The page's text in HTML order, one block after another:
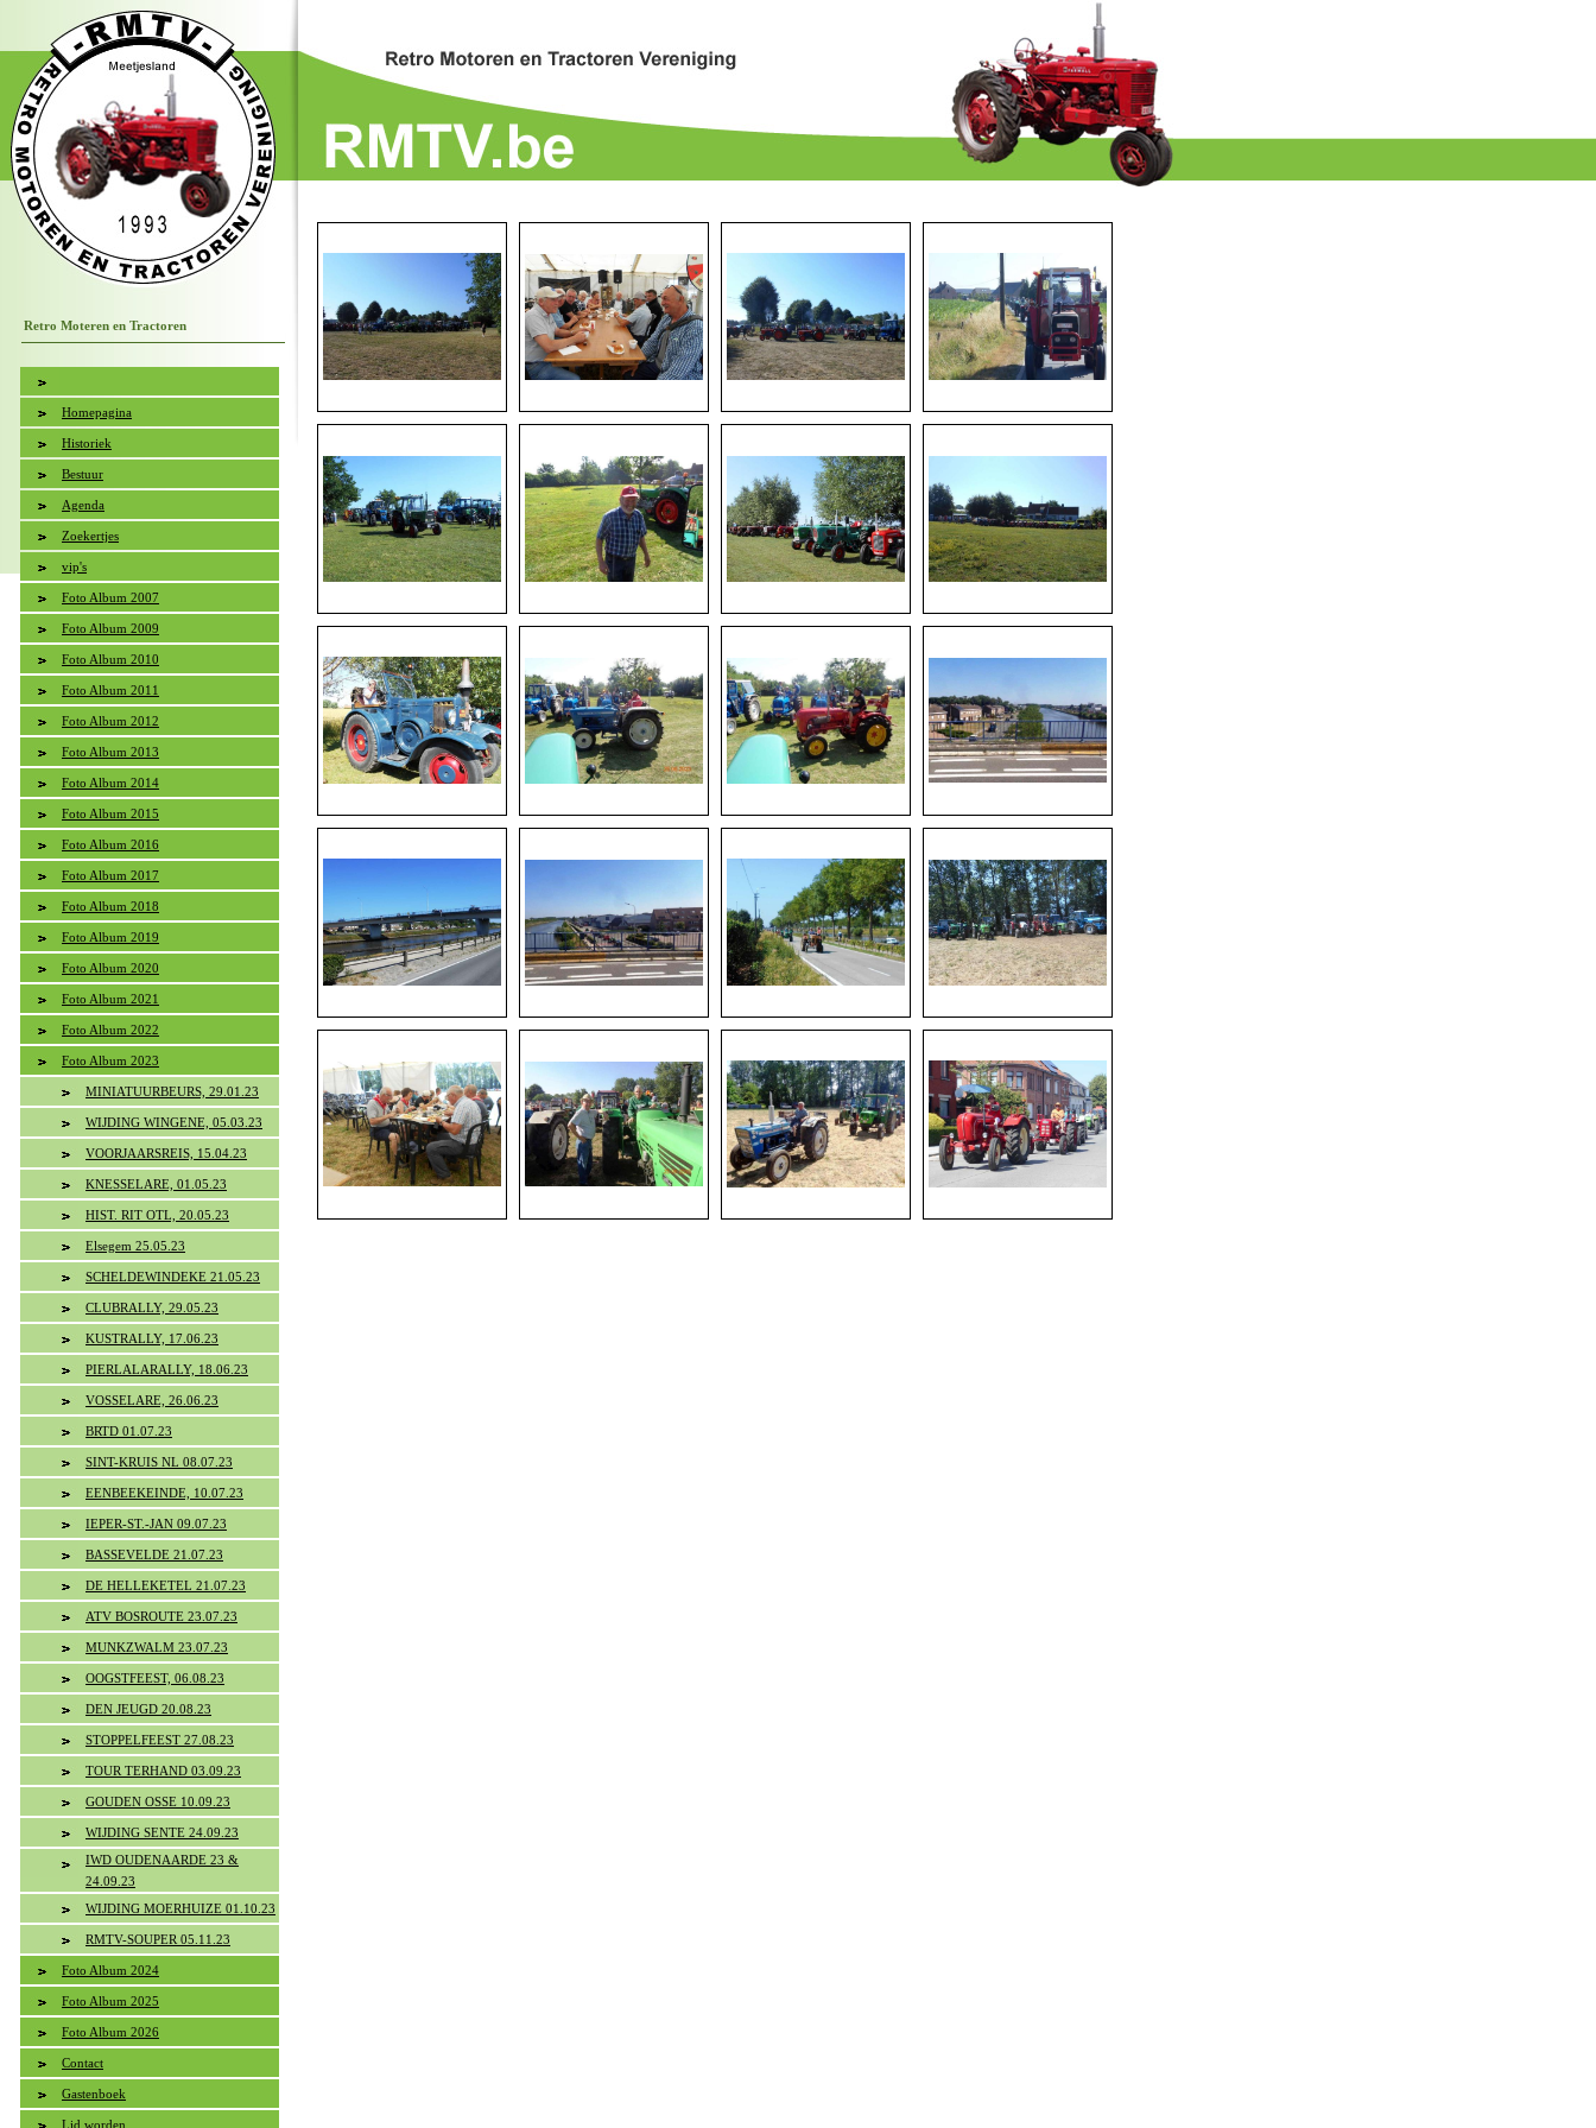
Retro Moteren en Tractoren
Homepagina
Historiek
Bestuur
Agenda
Zoekertjes
vip's
Foto Album 2007
Foto Album 2009
Foto Album 2010
Foto Album 2011
Foto Album 2012
Foto Album 2013
Foto Album 2014
Foto Album 2015
Foto Album 2016
Foto Album 2017
Foto Album 2018
Foto Album 2019
Foto Album 2020
Foto Album 2021
Foto Album 2022
Foto Album 2023
MINIATUURBEURS, 29.01.23
WIJDING WINGENE, 05.03.23
VOORJAARSREIS, 15.04.23
KNESSELARE, 01.05.23
HIST. RIT OTL, 20.05.23
Elsegem 25.05.23
SCHELDEWINDEKE 21.05.23
CLUBRALLY, 29.05.23
KUSTRALLY, 17.06.23
PIERLALARALLY, 18.06.23
VOSSELARE, 26.06.23
BRTD 01.07.23
SINT-KRUIS NL 08.07.23
EENBEEKEINDE, 10.07.23
IEPER-ST.-JAN 09.07.23
BASSEVELDE 21.07.23
DE HELLEKETEL 21.07.23
ATV BOSROUTE 23.07.23
MUNKZWALM 23.07.23
OOGSTFEEST, 06.08.23
DEN JEUGD 20.08.23
STOPPELFEEST 27.08.23
TOUR TERHAND 03.09.23
GOUDEN OSSE 10.09.23
WIJDING SENTE 24.09.23
IWD OUDENAARDE 23 &
24.09.23
WIJDING MOERHUIZE 01.10.23
RMTV-SOUPER 05.11.23
Foto Album 2024
Foto Album 2025
Foto Album 2026
Contact
Gastenboek
Lid worden